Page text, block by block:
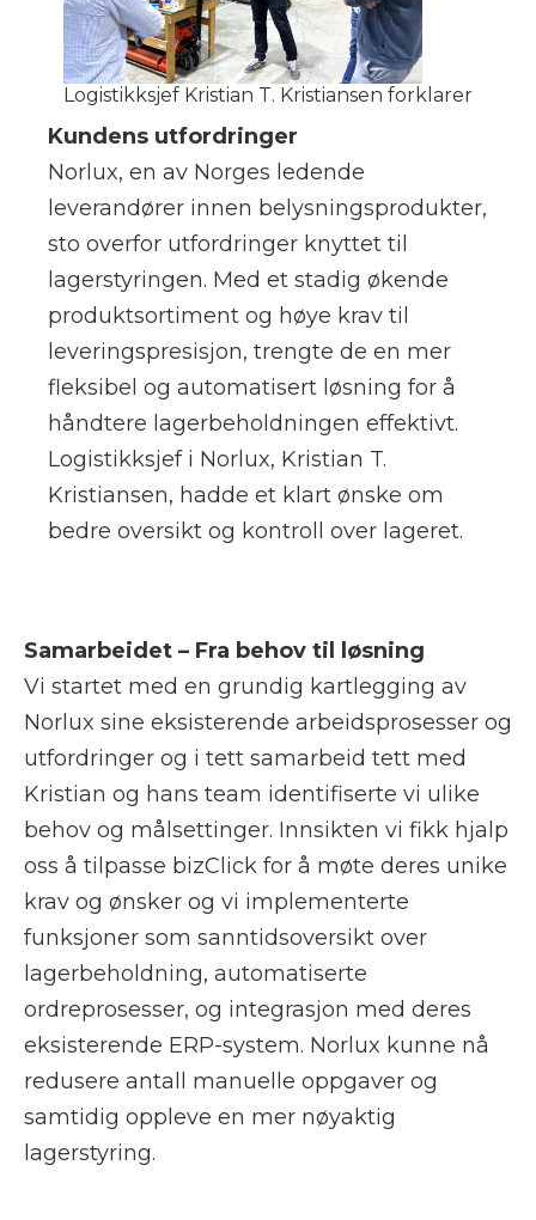
Logistikksjef Kristian T. Kristiansen forklarer
Kundens utfordringer
Norlux, en av Norges ledende
leverandører innen belysningsprodukter,
sto overfor utfordringer knyttet til
lagerstyringen. Med et stadig økende
produktsortiment og høye krav til
leveringspresisjon, trengte de en mer
fleksibel og automatisert løsning for å
håndtere lagerbeholdningen effektivt.
Logistikksjef i Norlux, Kristian T.
Kristiansen, hadde et klart ønske om
bedre oversikt og kontroll over lageret.
Samarbeidet – Fra behov til løsning
Vi startet med en grundig kartlegging av
Norlux sine eksisterende arbeidsprosesser og
utfordringer og i tett samarbeid tett med
Kristian og hans team identifiserte vi ulike
behov og målsettinger. Innsikten vi fikk hjalp
oss å tilpasse bizClick for å møte deres unike
krav og ønsker og vi implementerte
funksjoner som sanntidsoversikt over
lagerbeholdning, automatiserte
ordreprosesser, og integrasjon med deres
eksisterende ERP-system. Norlux kunne nå
redusere antall manuelle oppgaver og
samtidig oppleve en mer nøyaktig
lagerstyring.